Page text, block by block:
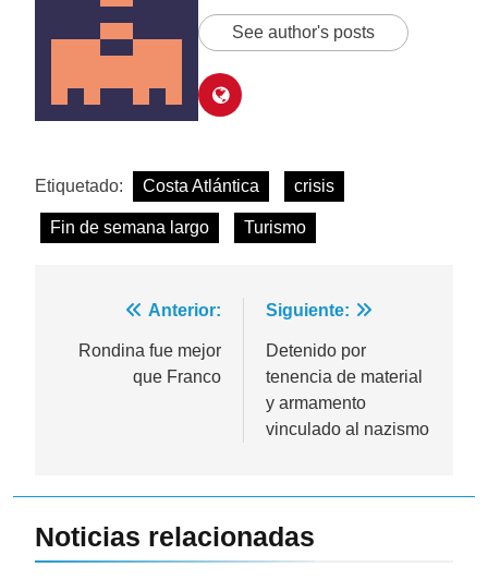
See author's posts
Etiquetado: Costa Atlántica crisis
Fin de semana largo Turismo
Navegación
de
entradas
Anterior:
Rondina fue mejor
que Franco
Siguiente:
Detenido por
tenencia de material
y armamento
vinculado al nazismo
Noticias relacionadas